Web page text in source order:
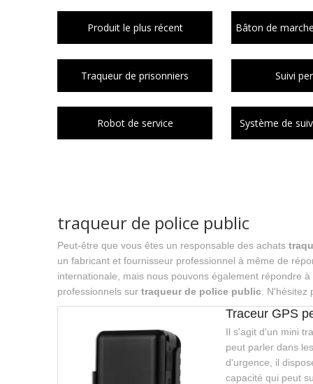
Produit le plus récent Bâton de
Traqueur de prisonniers Suivi
Robot de service Système de
traqueur de police public
Peut-être que vous êtes un responsable des achats
un fabricant et fournisseur professionnel à même de
internationale, mais nous pouvons également répondre
professionnels sur traqueur de police public .
Traceur GPS
Il s'agit d'un mini
peut parler dans
d'urgence, il
capacité qui peut